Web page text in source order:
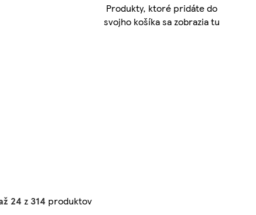
24 z314 produktov
Produkty, ktoré pridáte do
svojho košíka sa zobrazia tu